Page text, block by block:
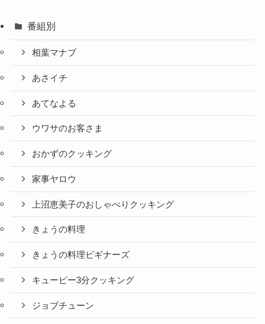
番組別
相葉マナブ
あさイチ
あてなよる
ウワサのお客さま
おかずのクッキング
家事ヤロウ
上沼恵美子のおしゃべりクッキング
きょうの料理
きょうの料理ビギナーズ
キューピー3分クッキング
ジョブチューン